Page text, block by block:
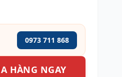
0973 711 868
HÀNG NGAY